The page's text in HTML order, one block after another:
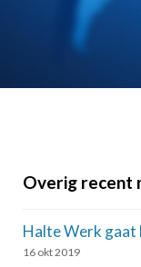
Overig recent
Halte Werk gaat
16 okt 2019